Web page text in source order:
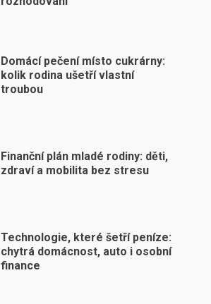
Domácí pečení místo cukrárny:
kolik rodina ušetří vlastní
troubou
Finanční plán mladé rodiny: děti,
zdraví a mobilita bez stresu
Technologie, které šetří peníze:
chytrá domácnost, auto i osobní
finance